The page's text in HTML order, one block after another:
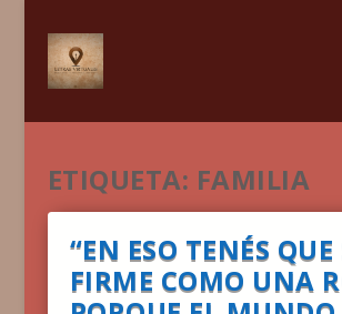
ETIQUETA: FAMILIA
“EN ESO TENÉS QUE
FIRME COMO UNA